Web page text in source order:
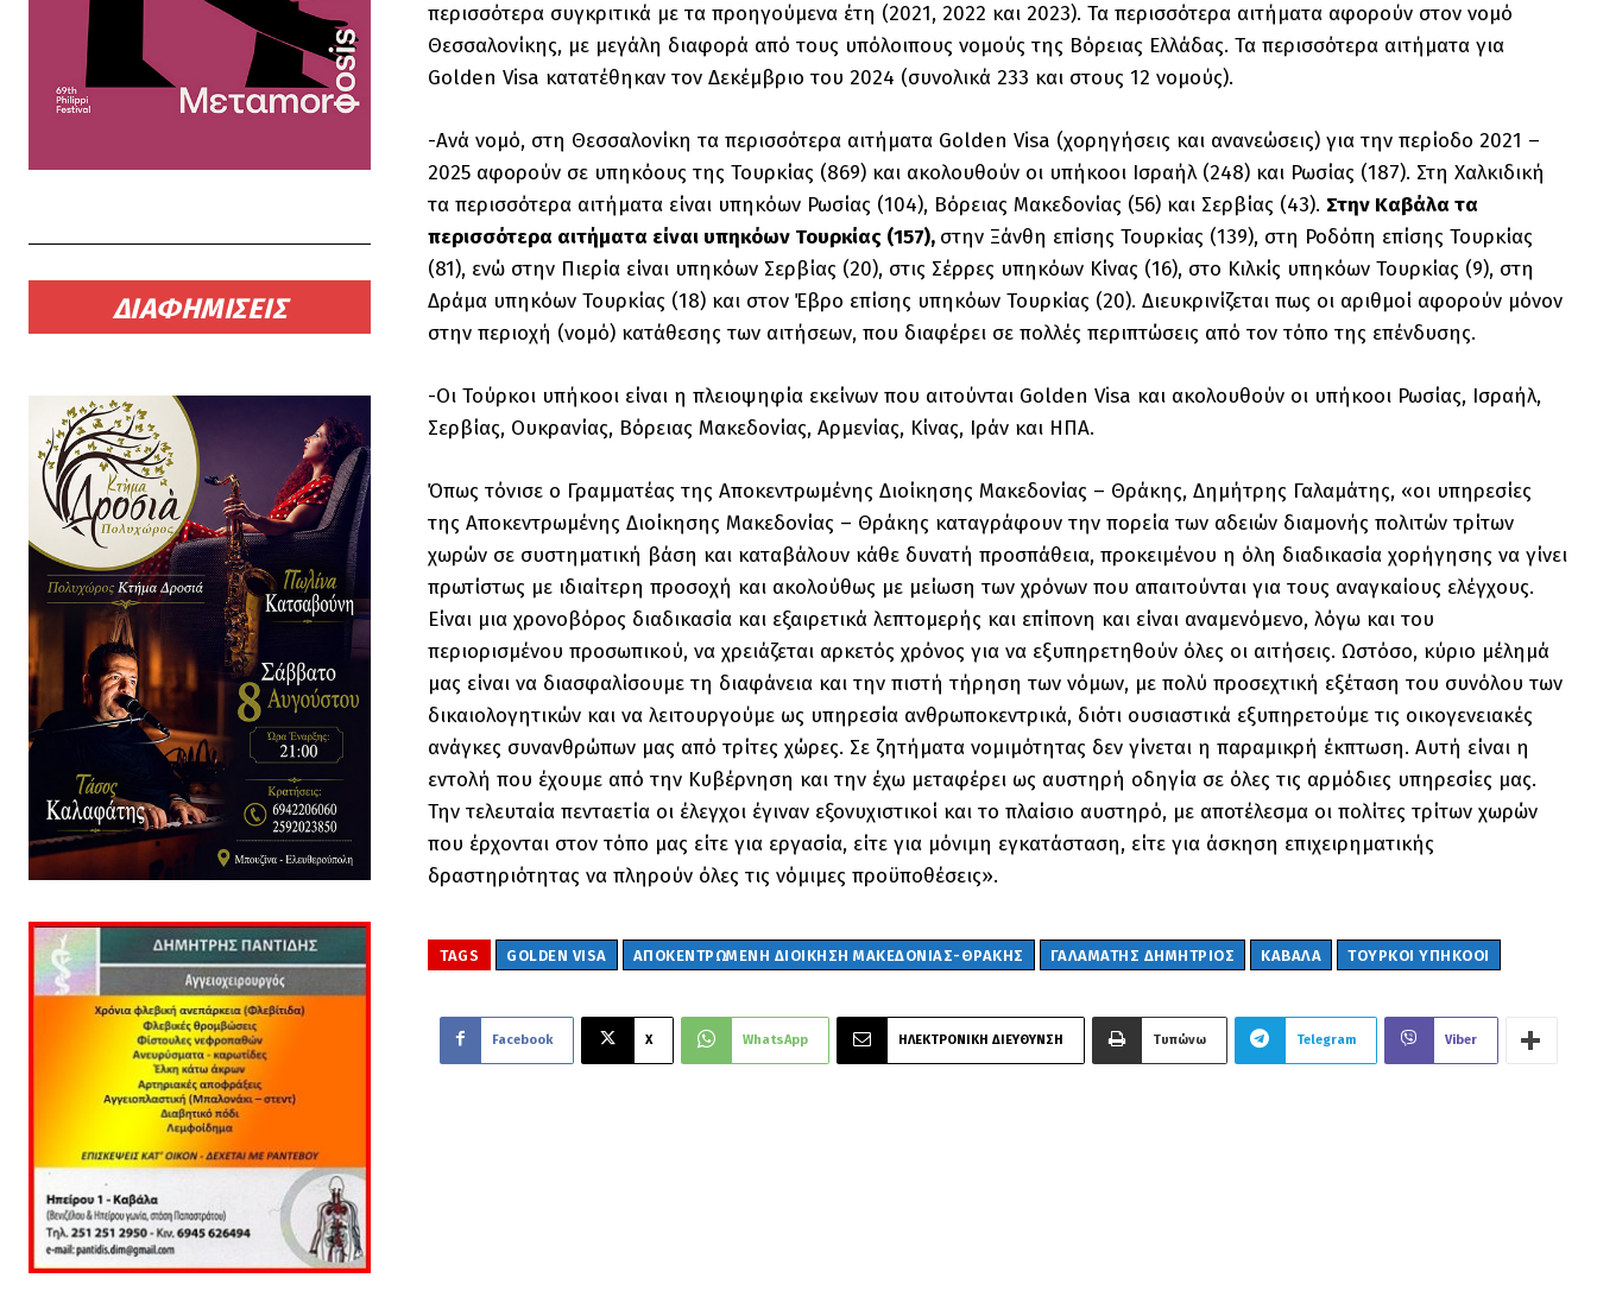
ΔΙΑΦΗΜΙΣΕΙΣ
περισσότερα συγκριτικά με τα προηγούμενα έτη (2021, 2022 και 2023). Τα περισσότερα αιτήματα αφορούν στον νομό
Θεσσαλονίκης, με μεγάλη διαφορά από τους υπόλοιπους νομούς της Βόρειας Ελλάδας. Τα περισσότερα αιτήματα για
Golden Visa κατατέθηκαν τον Δεκέμβριο του 2024 (συνολικά 233 και στους 12 νομούς).
-Ανά νομό, στη Θεσσαλονίκη τα περισσότερα αιτήματα Golden Visa (χορηγήσεις και ανανεώσεις) για την περίοδο 2021 –
2025 αφορούν σε υπηκόους της Τουρκίας (869) και ακολουθούν οι υπήκοοι Ισραήλ (248) και Ρωσίας (187). Στη Χαλκιδική
τα περισσότερα αιτήματα είναι υπηκόων Ρωσίας (104), Βόρειας Μακεδονίας (56) και Σερβίας (43). Στην Καβάλα τα
περισσότερα αιτήματα είναι υπηκόων Τουρκίας (157), στην Ξάνθη επίσης Τουρκίας (139), στη Ροδόπη επίσης Τουρκίας
(81), ενώ στην Πιερία είναι υπηκόων Σερβίας (20), στις Σέρρες υπηκόων Κίνας (16), στο Κιλκίς υπηκόων Τουρκίας (9), στη
Δράμα υπηκόων Τουρκίας (18) και στον Έβρο επίσης υπηκόων Τουρκίας (20). Διευκρινίζεται πως οι αριθμοί αφορούν μόνον
στην περιοχή (νομό) κατάθεσης των αιτήσεων, που διαφέρει σε πολλές περιπτώσεις από τον τόπο της επένδυσης.
-Οι Τούρκοι υπήκοοι είναι η πλειοψηφία εκείνων που αιτούνται Golden Visa και ακολουθούν οι υπήκοοι Ρωσίας, Ισραήλ,
Σερβίας, Ουκρανίας, Βόρειας Μακεδονίας, Αρμενίας, Κίνας, Ιράν και ΗΠΑ.
Όπως τόνισε ο Γραμματέας της Αποκεντρωμένης Διοίκησης Μακεδονίας – Θράκης, Δημήτρης Γαλαμάτης, «οι υπηρεσίες
της Αποκεντρωμένης Διοίκησης Μακεδονίας – Θράκης καταγράφουν την πορεία των αδειών διαμονής πολιτών τρίτων
χωρών σε συστηματική βάση και καταβάλουν κάθε δυνατή προσπάθεια, προκειμένου η όλη διαδικασία χορήγησης να γίνει
πρωτίστως με ιδιαίτερη προσοχή και ακολούθως με μείωση των χρόνων που απαιτούνται για τους αναγκαίους ελέγχους.
Είναι μια χρονοβόρος διαδικασία και εξαιρετικά λεπτομερής και επίπονη και είναι αναμενόμενο, λόγω και του
περιορισμένου προσωπικού, να χρειάζεται αρκετός χρόνος για να εξυπηρετηθούν όλες οι αιτήσεις. Ωστόσο, κύριο μέλημά
μας είναι να διασφαλίσουμε τη διαφάνεια και την πιστή τήρηση των νόμων, με πολύ προσεχτική εξέταση του συνόλου των
δικαιολογητικών και να λειτουργούμε ως υπηρεσία ανθρωποκεντρικά, διότι ουσιαστικά εξυπηρετούμε τις οικογενειακές
ανάγκες συνανθρώπων μας από τρίτες χώρες. Σε ζητήματα νομιμότητας δεν γίνεται η παραμικρή έκπτωση. Αυτή είναι η
εντολή που έχουμε από την Κυβέρνηση και την έχω μεταφέρει ως αυστηρή οδηγία σε όλες τις αρμόδιες υπηρεσίες μας.
Την τελευταία πενταετία οι έλεγχοι έγιναν εξονυχιστικοί και το πλαίσιο αυστηρό, με αποτέλεσμα οι πολίτες τρίτων χωρών
που έρχονται στον τόπο μας είτε για εργασία, είτε για μόνιμη εγκατάσταση, είτε για άσκηση επιχειρηματικής
δραστηριότητας να πληρούν όλες τις νόμιμες προϋποθέσεις».
TAGS GOLDEN VISA ΑΠΟΚΕΝΤΡΩΜΈΝΗ ΔΙΟΊΚΗΣΗ ΜΑΚΕΔΟΝΊΑΣ-ΘΡΆΚΗΣ ΓΑΛΑΜΑΤΗΣ ΔΗΜΗΤΡΙΟΣ ΚΑΒΑΛΑ ΤΟΥΡΚΟΙ ΥΠΗΚΟΟΙ
Facebook X WhatsApp ΗΛΕΚΤΡΟΝΙΚΗ ΔΙΕΥΘΥΝΣΗ Τυπώνω Telegram Viber